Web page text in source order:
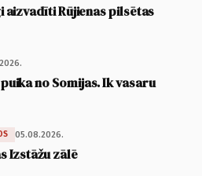
aizvadīti Rūjienas pilsētas
no Somijas. Ik vasaru
05.08.2026.
Izstāžu zālē